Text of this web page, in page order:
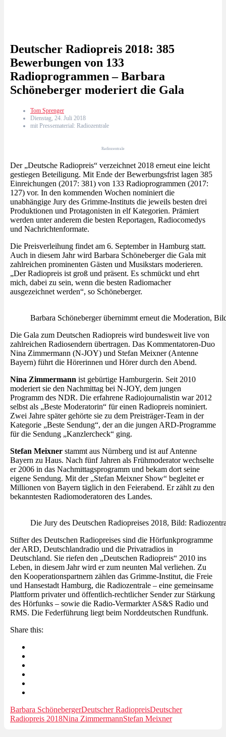
Deutscher Radiopreis 2018: 385
Bewerbungen von 133
Radioprogrammen – Barbara
Schöneberger moderiert die Gala
Tom Sprenger
Dienstag, 24. Juli 2018
mit Pressematerial: Radiozentrale
Radiozentrale
Der „Deutsche Radiopreis“ verzeichnet 2018 erneut eine leicht
gestiegen Beteiligung. Mit Ende der Bewerbungsfrist lagen 385
Einreichungen (2017: 381) von 133 Radioprogrammen (2017:
127) vor. In den kommenden Wochen nominiert die
unabhängige Jury des Grimme-Instituts die jeweils besten drei
Produktionen und Protagonisten in elf Kategorien. Prämiert
werden unter anderem die besten Reportagen, Radiocomedys
und Nachrichtenformate.
Die Preisverleihung findet am 6. September in Hamburg statt.
Auch in diesem Jahr wird Barbara Schöneberger die Gala mit
zahlreichen prominenten Gästen und Musikstars moderieren.
„Der Radiopreis ist groß und präsent. Es schmückt und ehrt
mich, dabei zu sein, wenn die besten Radiomacher
ausgezeichnet werden“, so Schöneberger.
Barbara Schöneberger übernimmt erneut die Moderation,
Die Gala zum Deutschen Radiopreis wird bundesweit live von
zahlreichen Radiosendern übertragen. Das Kommentatoren-Duo
Nina Zimmermann (N-JOY) und Stefan Meixner (Antenne
Bayern) führt die Hörerinnen und Hörer durch den Abend.
Nina Zimmermann ist gebürtige Hamburgerin. Seit 2010
moderiert sie den Nachmittag bei N-JOY, dem jungen
Programm des NDR. Die erfahrene Radiojournalistin war 2012
selbst als „Beste Moderatorin“ für einen Radiopreis nominiert.
Zwei Jahre später gehörte sie zu dem Preisträger-Team in der
Kategorie „Beste Sendung“, der an die jungen ARD-Programme
für die Sendung „Kanzlercheck“ ging.
Stefan Meixner stammt aus Nürnberg und ist auf Antenne
Bayern zu Haus. Nach fünf Jahren als Frühmoderator wechselte
er 2006 in das Nachmittagsprogramm und bekam dort seine
eigene Sendung. Mit der „Stefan Meixner Show“ begleitet er
Millionen von Bayern täglich in den Feierabend. Er zählt zu den
bekanntesten Radiomoderatoren des Landes.
Die Jury des Deutschen Radiopreises 2018, Bild:
Stifter des Deutschen Radiopreises sind die Hörfunkprogramme
der ARD, Deutschlandradio und die Privatradios in
Deutschland. Sie riefen den „Deutschen Radiopreis“ 2010 ins
Leben, in diesem Jahr wird er zum neunten Mal verliehen. Zu
den Kooperationspartnern zählen das Grimme-Institut, die Freie
und Hansestadt Hamburg, die Radiozentrale – eine gemeinsame
Plattform privater und öffentlich-rechtlicher Sender zur Stärkung
des Hörfunks – sowie die Radio-Vermarkter AS&S Radio und
RMS. Die Federführung liegt beim Norddeutschen Rundfunk.
Share this:
Barbara SchönebergerDeutscher RadiopreisDeutscher
Radiopreis 2018Nina ZimmermannStefan Meixner